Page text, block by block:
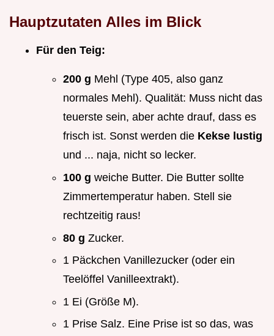
Hauptzutaten Alles im Blick
Für den Teig:
200 g Mehl (Type 405, also ganz
normales Mehl). Qualität: Muss nicht das
teuerste sein, aber achte drauf, dass es
frisch ist. Sonst werden die Kekse lustig
und ... naja, nicht so lecker.
100 g weiche Butter. Die Butter sollte
Zimmertemperatur haben. Stell sie
rechtzeitig raus!
80 g Zucker.
1 Päckchen Vanillezucker (oder ein
Teelöffel Vanilleextrakt).
1 Ei (Größe M).
1 Prise Salz. Eine Prise ist so das, was